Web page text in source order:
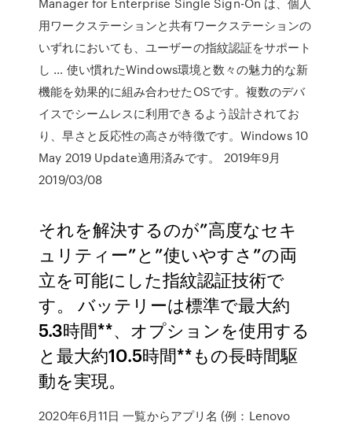
用ワークステーションと共有ワークステーションの
いずれにおいても、ユーザーの指紋認証をサポート
し … 使い慣れたWindows環境と数々の魅力的な新
機能を効果的に組み合わせたOSです。複数のデバ
イスでシームレスに利用できるよう設計されてお
り、早さと反応性の高さが特徴です。Windows 10
May 2019 Update適用済みです。 2019年9月
2019/03/08
それを解決するのが”高度なセキ
ュリティー”と”使いやすさ”の両
立を可能にした指紋認証技術で
す。 バッテリーは標準で最大約
5.3時間**、オプションを使用する
と最大約10.5時間**もの長時間駆
動を実現。
2020年6月11日 一覧からアプリ名 (例：Lenovo